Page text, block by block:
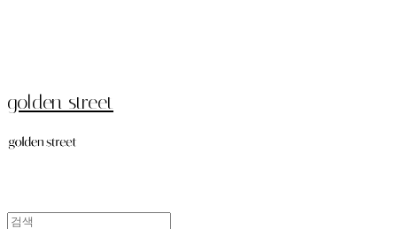
golden street